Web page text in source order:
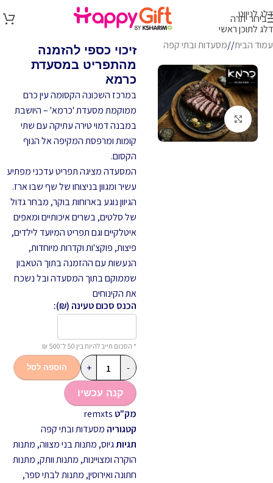
דלג לניווט
דלג לתוכן ראשי
בירור יתרה
עמוד הבית/ מסעדות ובתי קפה
לחץ להגדלה
זיכוי כספי להזמנה
מהתפריט במסעדת
כרמא
במרכז השכונה הקסומה עין כרם
ממוקמת מסעדת 'כרמא' – היושבת
במבנה דמוי טירה עתיקה עם שתי
קומות ומרפסת המקיפה אל הנוף
הקסום.
המסעדה מציגה תפריט עדכני מפתיע
עשיר ומגוון בניצוחו של שף שבו ארז.
הגיוון נוגע בארוחות בוקר, מבחר גדול
של סלטים, בשרים איכותיים ומאפים
איטלקיים וגם תפריט המיועד לילדים,
פיצות, פוקצ'ות וקדרות מיוחדות,
הנעשות עם ההזמנה בתוך הטאבון
שממוקם בתוך המסעדה ובל נשכח
את הקינוחים
הכנס סכום טעינה (₪):
* הסכום חייב להיות בין 50 ל־500 ₪
-
+ הוספה לסל
קנה עכשיו
מק"טremxts
קטגוריה מסעדות ובתי קפה
תגיותגיוס, מתנות בני מצווה, מתנות
הוקרה ומצויינות, מתנות וותק, מתנות
חתונה ואירוסין, מתנות לבתי ספר,